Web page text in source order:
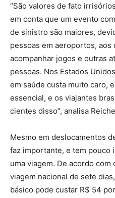
“São valores de fato
em conta que um evento
de sinistro são maiores,
pessoas em aeroportos, aos
acompanhar jogos e outras
pessoas. Nos Estados
em saúde custa muito caro,
essencial, e os viajantes
cientes disso”, analisa
Mesmo em deslocamentos
faz importante, e tem pouco
uma viagem. De acordo com
viagem nacional de sete
básico pode custar R$ 54